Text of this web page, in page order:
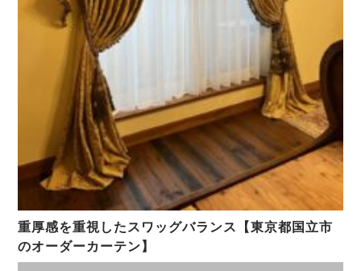
重厚感を重視したスワッグバランス【東京都国立市
のオーダーカーテン】